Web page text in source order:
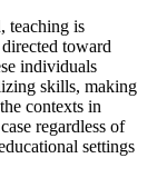
teaching is
toward
individuals
skills, making
contexts in
regardless of
settings